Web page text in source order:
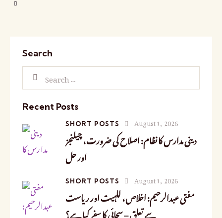
Search
Recent Posts
SHORT POSTS August 1, 2026
دینی مدارس کا نظام: اصلاح کی ضرورت، چیلنجز
اور حل
SHORT POSTS August 1, 2026
مفتی عبدالرحیم: اخلاص، للہیت اور ریاست
سے تعلق – سچائی کا سفر کیا ہے؟